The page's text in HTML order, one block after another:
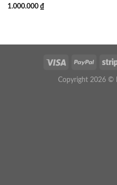
1.000.000 ₫
Copyright 2026 ©